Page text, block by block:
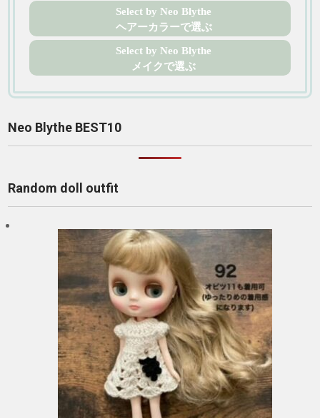
Select by Neo Blythe
ヘアーカラーで選ぶ
Select by Neo Blythe
メイクで選ぶ
Neo Blythe BEST10
Random doll outfit